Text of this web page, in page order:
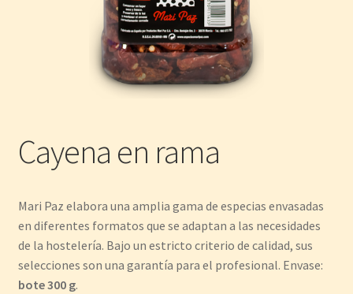
Cayena en rama
Mari Paz elabora una amplia gama de especias envasadas
en diferentes formatos que se adaptan a las necesidades
de la hostelería. Bajo un estricto criterio de calidad, sus
selecciones son una garantía para el profesional. Envase:
bote 300 g.